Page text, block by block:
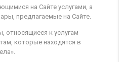
на Сайте услугами, а
предлагаемые на Сайте.
относящиеся к услугам
которые находятся в